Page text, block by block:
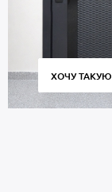
ХОЧУ